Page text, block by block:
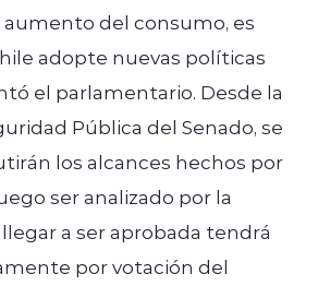
del consumo, es
adopte nuevas políticas
el parlamentario. Desde la
Pública del Senado, se
los alcances hechos por
ser analizado por la
a ser aprobada tendrá
por votación del